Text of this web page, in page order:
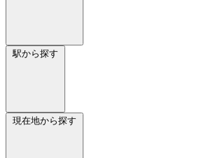
駅から探す
現在地から探す